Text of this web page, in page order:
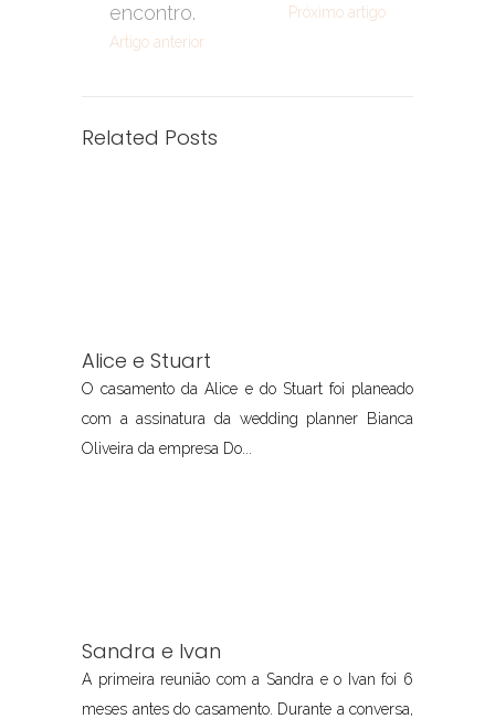
encontro.
Artigo anterior
Próximo artigo
Related Posts
Alice e Stuart
O casamento da Alice e do Stuart foi planeado
com a assinatura da wedding planner Bianca
Oliveira da empresa Do...
Sandra e Ivan
A primeira reunião com a Sandra e o Ivan foi 6
meses antes do casamento. Durante a conversa,